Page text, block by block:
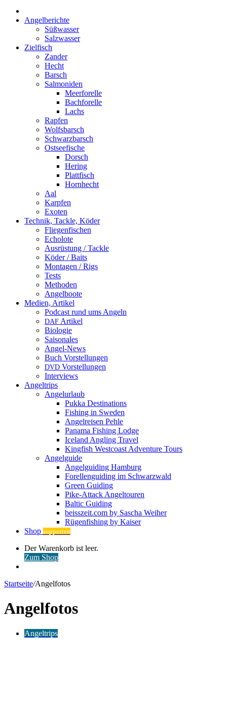
Angelberichte
Süßwasser
Salzwasser
Zielfisch
Zander
Hecht
Barsch
Salmoniden
Meerforelle
Bachforelle
Lachs
Rapfen
Wolfsbarsch
Schwarzbarsch
Ostseefische
Dorsch
Hering
Plattfisch
Hornhecht
Aal
Karpfen
Exoten
Technik, Tackle, Köder
Fliegenfischen
Echolote
Ausrüstung / Tackle
Köder / Baits
Montagen / Rigs
Tests
Methoden
Angelboote
Medien, Artikel
Podcast rund ums Angeln
DAF Artikel
Biologie
Saisonales
Angel-News
Buch Vorstellungen
DVD Vorstellungen
Interviews
Angeltrips
Angelurlaub
Pukka Destinations
Fishing in Sweden
Angelreisen Pehle
Panama Fishing Lodge
Iceland Angling Travel
Kingfish Westcoast Adventure Tours
Angelguide
Angelguiding Hamburg
Forellenguiding im Schwarzwald
Green Guiding
Pike-Attack Angeltouren
Baltic Guiding
beisszeit.com by Sascha Weiher
Rügenfishing by Kaiser
Shop supporten
Warenkorb
ansehen
Der Warenkorb ist leer.
Zum Shop
Startseite/Angelfotos
Angelfotos
Angeltrips